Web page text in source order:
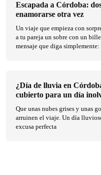
Escapada a Córdoba:
enamorarse otra vez
Un viaje que empieza con
a tu pareja un sobre con un
mensaje que diga simplemente:
¿Día de lluvia en
cubierto para un día
Que unas nubes grises y unas
arruinen el viaje. Un día
excusa perfecta